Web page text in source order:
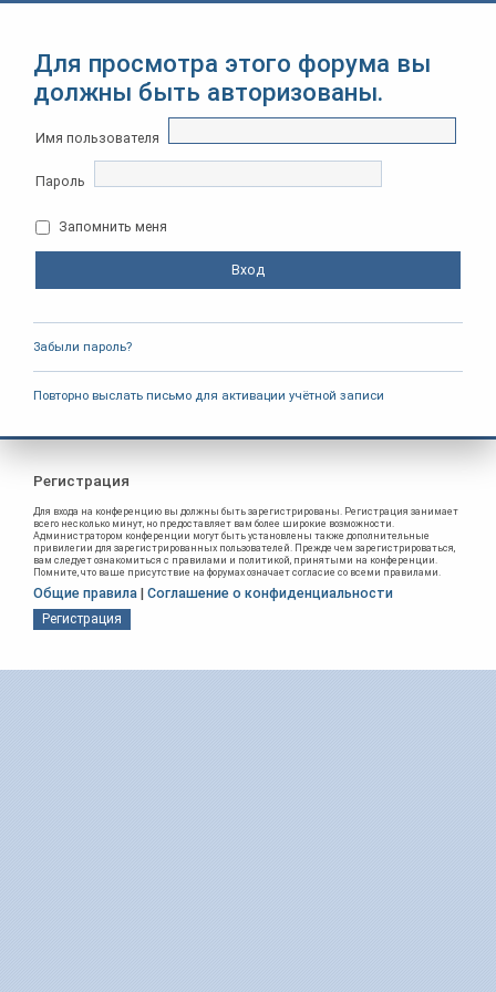
Для просмотра этого форума вы
должны быть авторизованы.
Имя пользователя
Пароль
Запомнить меня
Забыли пароль?
Повторно выслать письмо для активации учётной записи
Регистрация
Для входа на конференцию вы должны быть зарегистрированы. Регистрация занимает
всего несколько минут, но предоставляет вам более широкие возможности.
Администратором конференции могут быть установлены также дополнительные
привилегии для зарегистрированных пользователей. Прежде чем зарегистрироваться,
вам следует ознакомиться с правилами и политикой, принятыми на конференции.
Помните, что ваше присутствие на форумах означает согласие со всеми правилами.
Общие правила
Соглашение о конфиденциальности
Регистрация